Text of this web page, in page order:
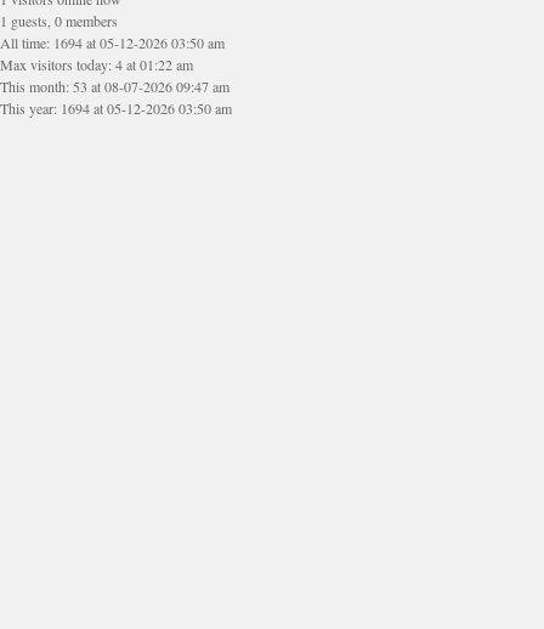
1 guests, 0 members
All time: 1694 at 05-12-2026 03:50 am
Max visitors today: 4 at 01:22 am
This month: 53 at 08-07-2026 09:47 am
This year: 1694 at 05-12-2026 03:50 am